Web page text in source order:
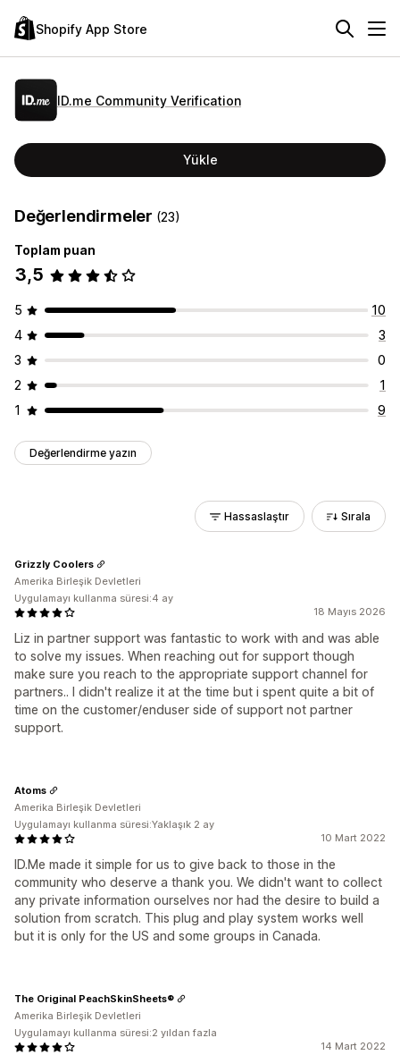
Shopify App Store
ID.me Community Verification
Yükle
Değerlendirmeler (23)
Toplam puan
3,5
5
10
4
3
3
0
2
1
1
9
Değerlendirme yazın
Hassaslaştır Sırala
18 Mayıs 2026
Liz in partner support was fantastic to work with and was able
to solve my issues. When reaching out for support though
make sure you reach to the appropriate support channel for
partners.. I didn't realize it at the time but i spent quite a bit of
time on the customer/enduser side of support not partner
support.
Grizzly Coolers
Amerika Birleşik Devletleri
Uygulamayı kullanma süresi:4 ay
10 Mart 2022
ID.Me made it simple for us to give back to those in the
community who deserve a thank you. We didn't want to collect
any private information ourselves nor had the desire to build a
solution from scratch. This plug and play system works well
but it is only for the US and some groups in Canada.
Atoms
Amerika Birleşik Devletleri
Uygulamayı kullanma süresi:Yaklaşık 2 ay
14 Mart 2022
The Original PeachSkinSheets®
Amerika Birleşik Devletleri
Uygulamayı kullanma süresi:2 yıldan fazla